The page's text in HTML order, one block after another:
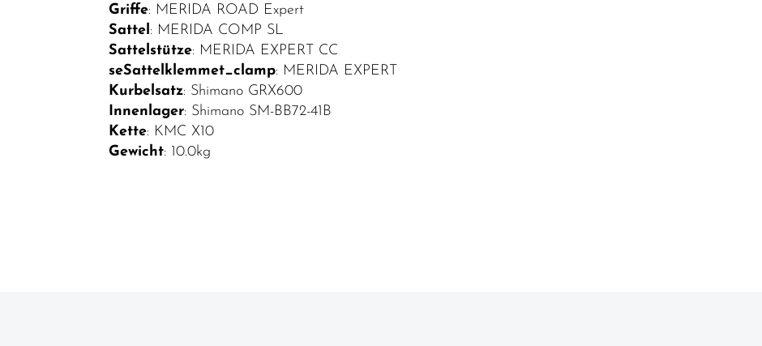
Griffe: MERIDA ROAD Expert
Sattel: MERIDA COMP SL
Sattelstütze: MERIDA EXPERT CC
seSattelklemmet_clamp: MERIDA EXPERT
Kurbelsatz: Shimano GRX600
Innenlager: Shimano SM-BB72-41B
Kette: KMC X10
Gewicht: 10.0kg